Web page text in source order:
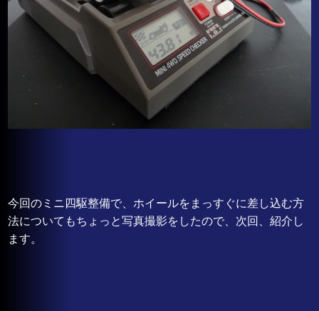
今回のミニ四駆整備で、ホイールをまっすぐに差し込む方
法についてもちょっと写真撮影をしたので、次回、紹介し
ます。